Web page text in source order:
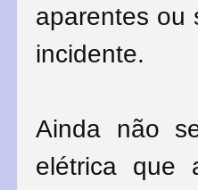
aparentes ou
incidente.
Ainda não
elétrica que